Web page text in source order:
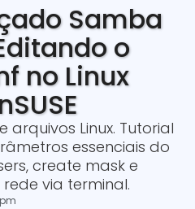
Samba
o
no Linux
arquivos Linux. Tutorial
essenciais do
create mask e
via terminal.